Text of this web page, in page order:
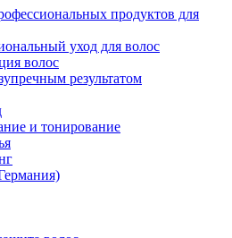
продуктов для
уход для волос
волос
результатом
и тонирование